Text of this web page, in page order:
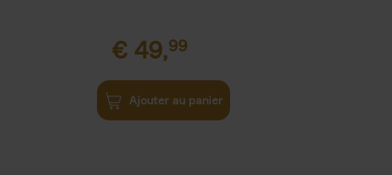
€ 49,99
Ajouter au panier